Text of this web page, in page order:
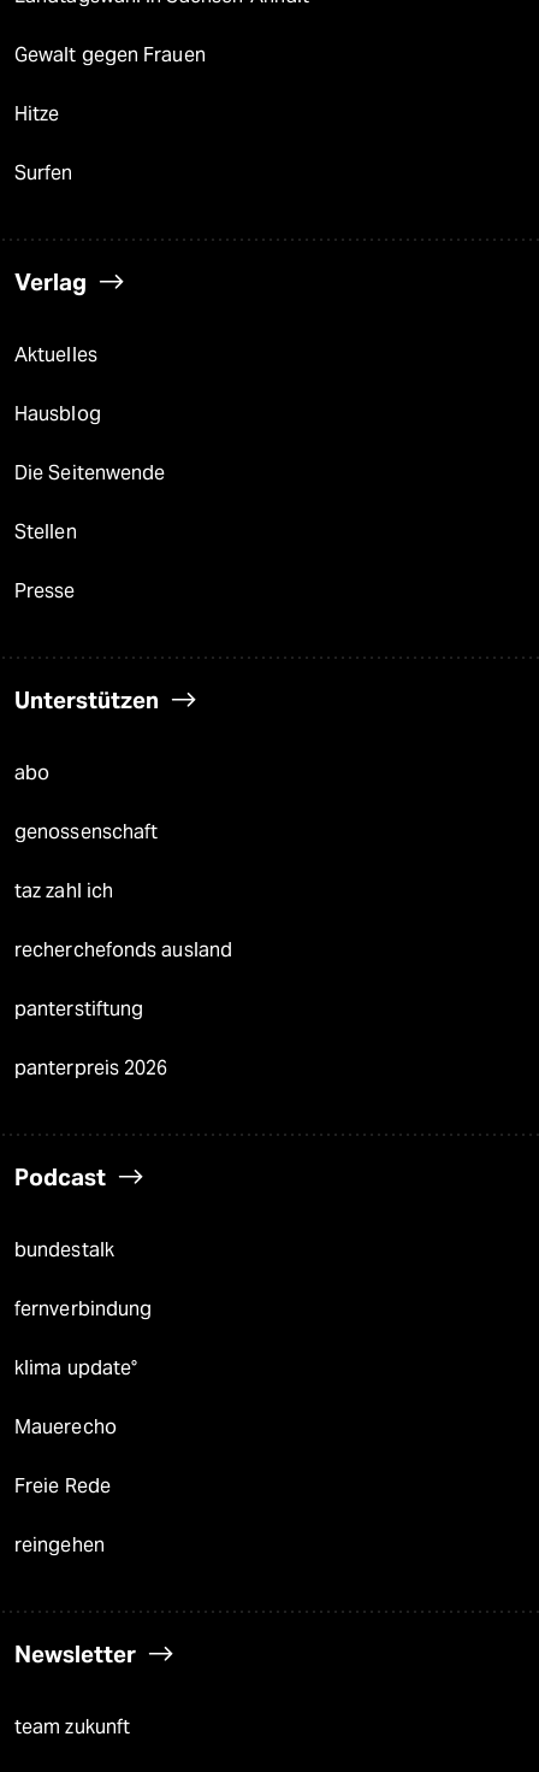
Gewalt gegen Frauen
Hitze
Surfen
Verlag
Aktuelles
Hausblog
Die Seitenwende
Stellen
Presse
Unterstützen
abo
genossenschaft
taz zahl ich
recherchefonds ausland
panterstiftung
panterpreis 2026
Podcast
bundestalk
fernverbindung
klima update°
Mauerecho
Freie Rede
reingehen
Newsletter
team zukunft